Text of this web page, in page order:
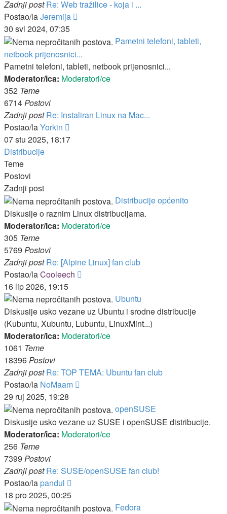
Zadnji post Re: Web tražilice - koja i ...
Postao/laJeremija
30 svi 2024, 07:35
Pametni telefoni, tableti,
netbook prijenosnici...
Pametni telefoni, tableti, netbook prijenosnici...
Moderator/ica: Moderatori/ce
352 Teme
6714Postovi
Zadnji post Re: Instaliran Linux na Mac...
Postao/laYorkin
post
07 stu 2025, 18:17
Distribucije
Teme
Postovi
Zadnji post
Distribucije općenito
Diskusije o raznim Linux distribucijama.
Moderator/ica: Moderatori/ce
305 Teme
5769 Postovi
Zadnji post Re: [Alpine Linux] fan club
Postao/laCooleech
16 lip 2026, 19:15
Ubuntu
Diskusije usko vezane uz Ubuntu i srodne distribucije
(Kubuntu, Xubuntu, Lubuntu, LinuxMint...)
Moderator/ica: Moderatori/ce
1061 Teme
18396Postovi
Zadnji post Re: TOP TEMA: Ubuntu fan club
Postao/la NoMaam
29 ruj 2025, 19:28
openSUSE
Diskusije usko vezane uz SUSE i openSUSE distribucije.
Moderator/ica: Moderatori/ce
256 Teme
7399 Postovi
Zadnji post Re: SUSE/openSUSE fan club!
Postao/la pandul
18 pro 2025, 00:25
Fedora